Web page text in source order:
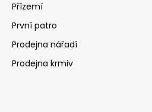
D
o
p
o
r
Přízemí
První patro
Prodejna nářadí
Prodejna krmiv